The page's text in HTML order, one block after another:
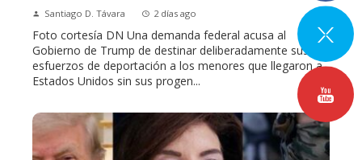
Santiago D. Távara 2 días ago
Foto cortesía DN Una demanda federal acusa al
Gobierno de Trump de destinar deliberadamente sus
esfuerzos de deportación a los menores que llegaron a
Estados Unidos sin sus progen...